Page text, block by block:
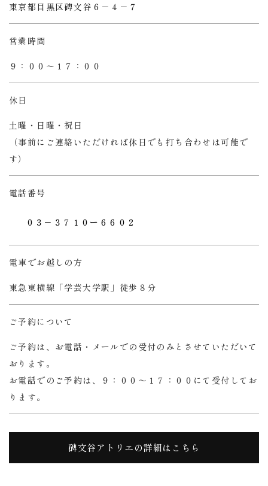
東京都目黒区碑文谷６－４－７
営業時間
９：００〜１７：００
休日
土曜・日曜・祝日
（事前にご連絡いただければ休日でも打ち合わせは可能で
す）
電話番号
０３－３７１０ー６６０２
電車でお越しの方
東急東横線「学芸大学駅」徒歩８分
ご予約について
ご予約は、お電話・メールでの受付のみとさせていただいて
おります。
お電話でのご予約は、９：００～１７：００にて受付してお
ります。
碑文谷アトリエの詳細はこちら